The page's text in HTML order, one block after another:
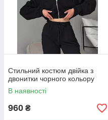
Стильний костюм двійка з
двонитки чорного кольору
В наявності
960 ₴